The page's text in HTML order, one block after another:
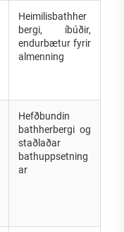
Heimilisbathher
bergi, íbúðir,
endurbætur fyrir
almenning
Hefðbundin
bathherbergi og
staðlaðar
bathuppsetning
ar